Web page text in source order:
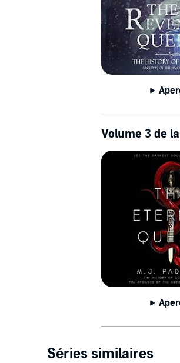
Volume 3 de
Séries similaires